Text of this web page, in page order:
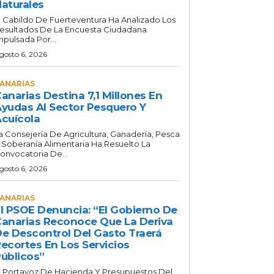
Cabildo De Fuerteventura Ha Analizado Los
De La Encuesta Ciudadana
Por...
6, 2026
Destina 7,1 Millones En
Al Sector Pesquero Y
Consejería De Agricultura, Ganadería, Pesca
Soberanía Alimentaria Ha Resuelto La
De...
6, 2026
PSOE Denuncia: “El Gobierno De
Reconoce Que La Deriva
Descontrol Del Gasto Traerá
En Los Servicios
Portavoz De Hacienda Y Presupuestos Del